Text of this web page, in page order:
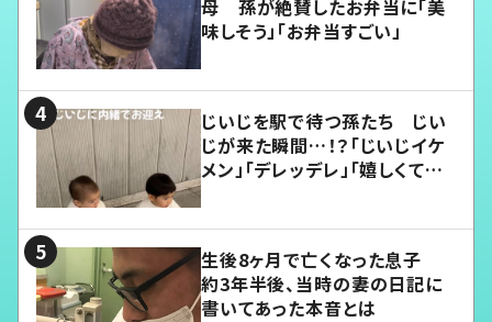
母 孫が絶賛したお弁当に「美
味しそう」「お弁当すごい」
じいじを駅で待つ孫たち じい
じが来た瞬間…！？「じいじイケ
メン」「デレッデレ」「嬉しくて可
生後8ヶ月で亡くなった息子
約3年半後、当時の妻の日記に
書いてあった本音とは